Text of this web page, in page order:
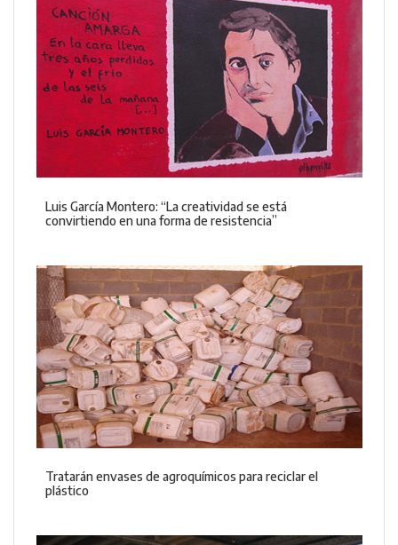
Luis García Montero: “La creatividad se está
convirtiendo en una forma de resistencia”
Tratarán envases de agroquímicos para reciclar el
plástico